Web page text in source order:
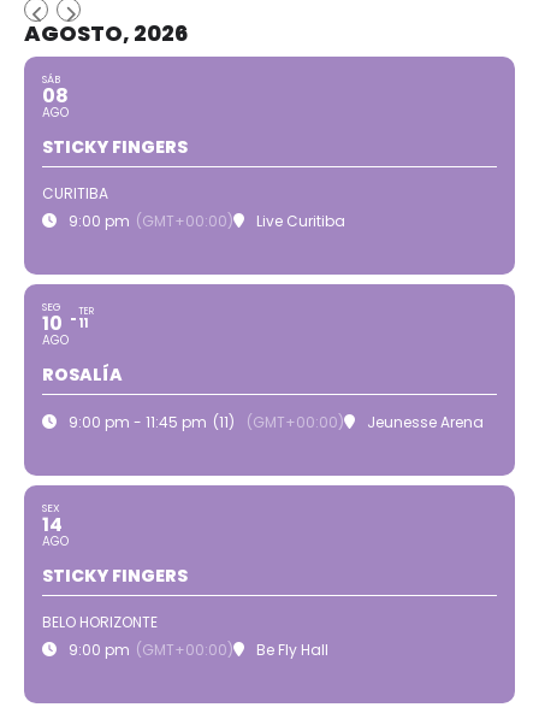
AGOSTO, 2026
SÁB
08
AGO
STICKY FINGERS
CURITIBA
9:00 pm (GMT+00:00) Live Curitiba
SEG
10
AGO
TER
11
ROSALÍA
9:00 pm - 11:45 pm (11) (GMT+00:00) Jeunesse Arena
SEX
14
AGO
STICKY FINGERS
BELO HORIZONTE
9:00 pm (GMT+00:00) Be Fly Hall